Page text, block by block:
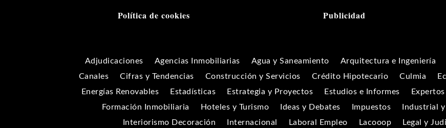
Política de cookies Publicidad
Adjudicaciones Agencias Inmobiliarias Agua y Saneamiento Arquitectura e Ingeniería
Canales
Cifras y Tendencias Construcción y Servicios Crédito Hipotecario Culmia
Energías Renovables
Estadísticas Estrategia y Proyectos Estudios e Informes Expertos
Formación Inmobiliaria
Hoteles y Turismo Ideas y Debates Impuestos Industrial
Interiorismo Decoración
Internacional Laboral Empleo Lacooop Legal y